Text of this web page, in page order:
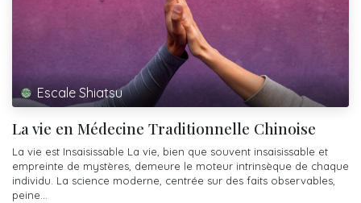
Escale Shiatsu
La vie en Médecine Traditionnelle Chinoise
La vie est Insaisissable La vie, bien que souvent insaisissable et
empreinte de mystères, demeure le moteur intrinsèque de chaque
individu. La science moderne, centrée sur des faits observables,
peine...